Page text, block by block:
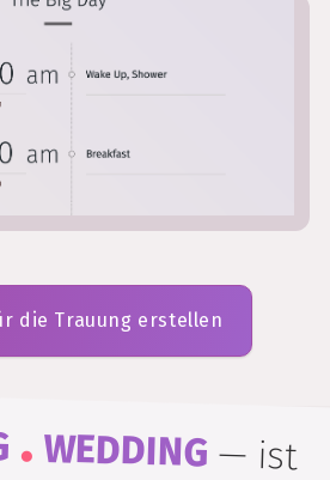
die Trauung erstellen
. WEDDING— ist
leicht zu merken und noch